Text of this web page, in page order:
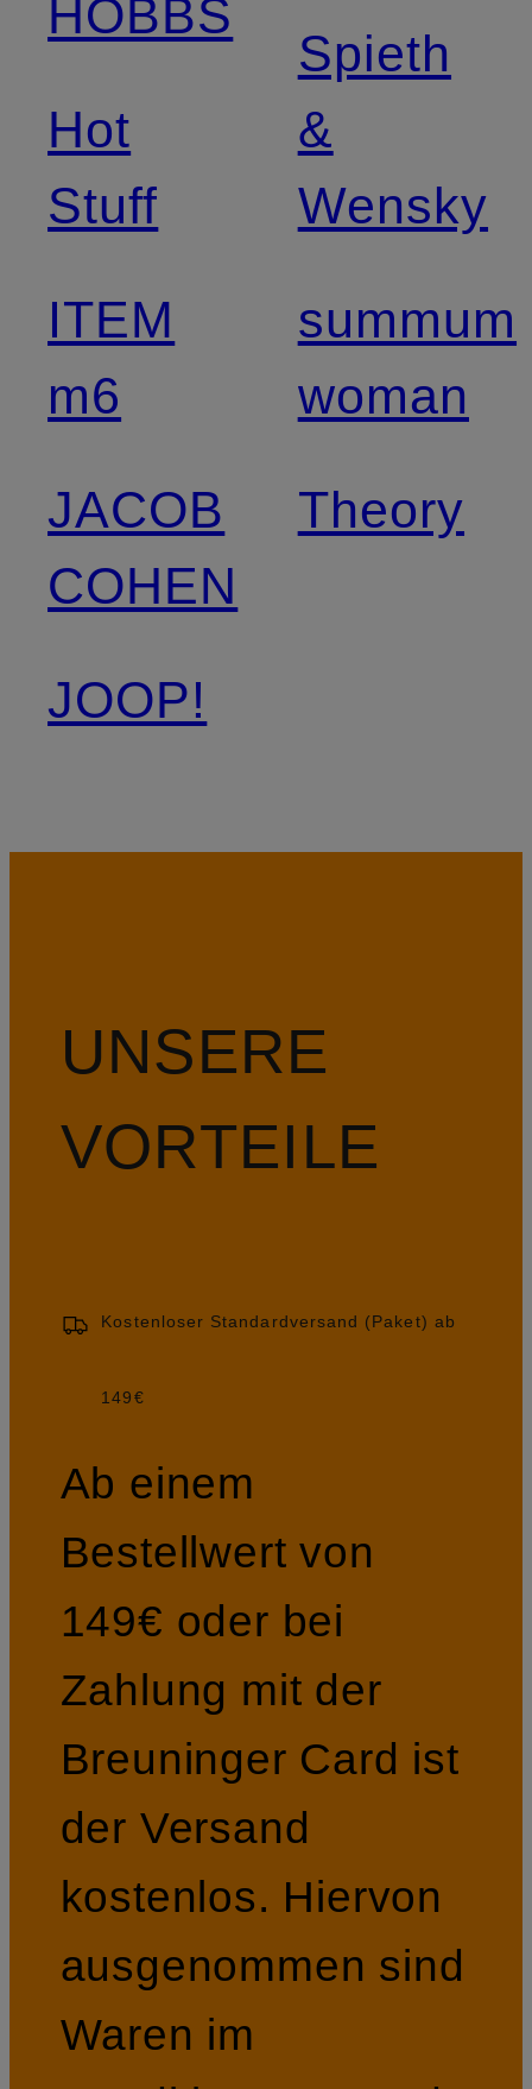
HOBBS
Hot
Stuff
ITEM
m6
JACOB
COHEN
JOOP!
Spieth
&
Wensky
summum
woman
Theory
UNSERE
VORTEILE
Kostenloser Standardversand (Paket) ab
149€
Ab einem
Bestellwert von
149€ oder bei
Zahlung mit der
Breuninger Card ist
der Versand
kostenlos. Hiervon
ausgenommen sind
Waren im